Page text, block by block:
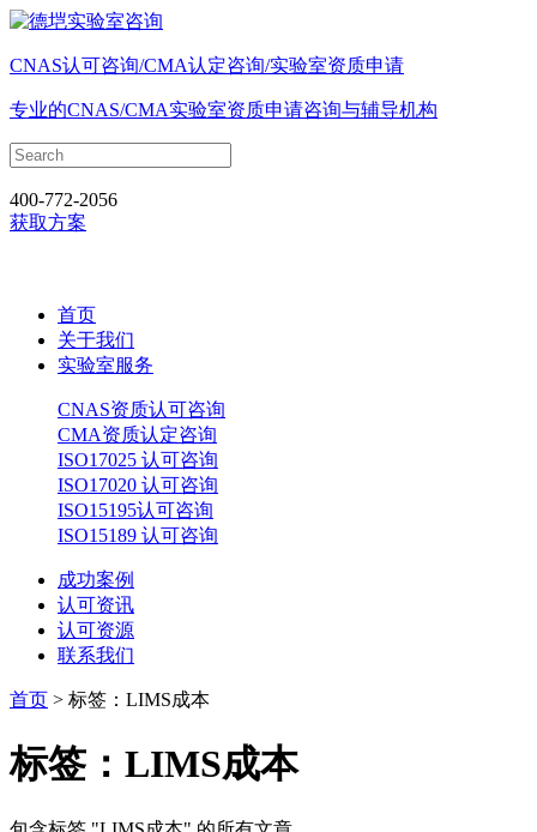
CNAS认可咨询/CMA认定咨询/实验室资质申请
专业的CNAS/CMA实验室资质申请咨询与辅导机构
400-772-2056
获取方案
首页
关于我们
实验室服务
CNAS资质认可咨询
CMA资质认定咨询
ISO17025 认可咨询
ISO17020 认可咨询
ISO15195认可咨询
ISO15189 认可咨询
成功案例
认可资讯
认可资源
联系我们
首页 > 标签：LIMS成本
标签：LIMS成本